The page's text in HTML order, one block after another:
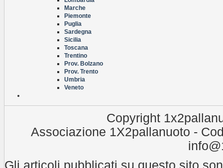
Marche
Piemonte
Puglia
Sardegna
Sicilia
Toscana
Trentino
Prov. Bolzano
Prov. Trento
Umbria
Veneto
Copyright
Associazione 1X2pallanuoto -